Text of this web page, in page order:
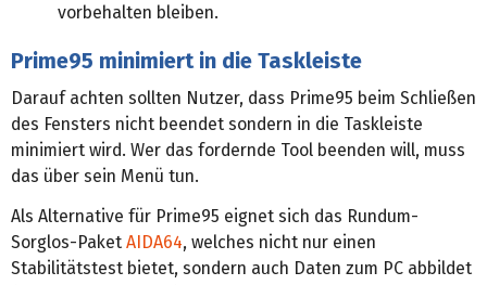
vorbehalten bleiben.
Prime95 minimiert in die Taskleiste
Darauf achten sollten Nutzer, dass Prime95 beim Schließen
des Fensters nicht beendet sondern in die Taskleiste
minimiert wird. Wer das fordernde Tool beenden will, muss
das über sein Menü tun.
Als Alternative für Prime95 eignet sich das Rundum-
Sorglos-Paket AIDA64, welches nicht nur einen
Stabilitätstest bietet, sondern auch Daten zum PC abbildet